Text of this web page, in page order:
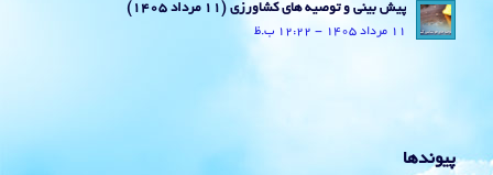
پیش بینی و توصیه های کشاورزی (11 مرداد ۱۴۰۵)
11 مرداد 1405 - 12:22 ب.ظ
پیوندها